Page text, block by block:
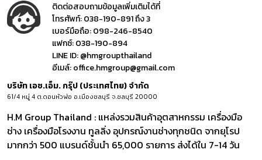
ติดต่อสอบถามข้อมูลเพิ่มเติมได้ที่
โทรศัพท์:038-190-891 ถึง 3
เบอร์มือถือ:098-246-8540
แฟกซ์:038-190-894
LINE ID:@hmgroupthailand
อีเมล์:office.hmgroup@gmail.com
บริษัท เอช.เอ็ม. กรุ๊ป (ประเทศไทย) จำกัด
61/4 หมู่ 4 ต.ดอนหัวฬ่อ อ.เมืองชลบุรี จ.ชลบุรี 20000
H.M Group Thailand : แหล่งรวมสินค้าอุตสาหกรรม เครื่องมือ
ช่าง เครื่องมือโรงงาน ทูลลิ่ง อุปกรณ์งานช่างทุกชนิด จากยุโรป
มากกว่า 500 แบรนด์ชั้นนำ 65,000 รายการ ส่งได้ใน 7-14 วัน